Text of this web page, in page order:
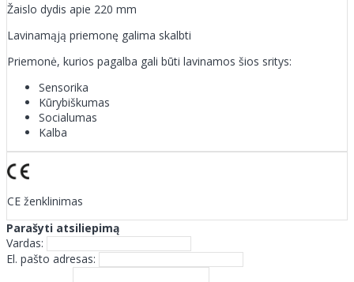
Žaislo dydis apie 220 mm
Lavinamąją priemonę galima skalbti
Priemonė, kurios pagalba gali būti lavinamos šios sritys:
Sensorika
Kūrybiškumas
Socialumas
Kalba
CE ženklinimas
Parašyti atsiliepimą
Vardas:
El. pašto adresas: